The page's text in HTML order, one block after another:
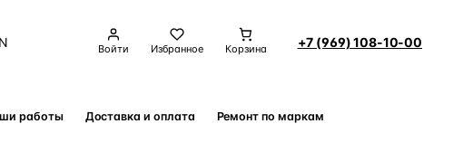
Войти Избранное Корзина +7 (969) 108-10-00
работы Доставка и оплата Ремонт по маркам